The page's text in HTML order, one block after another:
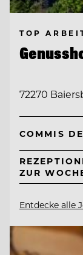
TOP
72270
COMMIS
ZUR
Entdecke alle